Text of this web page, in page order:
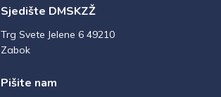
Sjedište DMSKZŽ
Trg Svete Jelene 6 49210
Zabok
Pišite nam